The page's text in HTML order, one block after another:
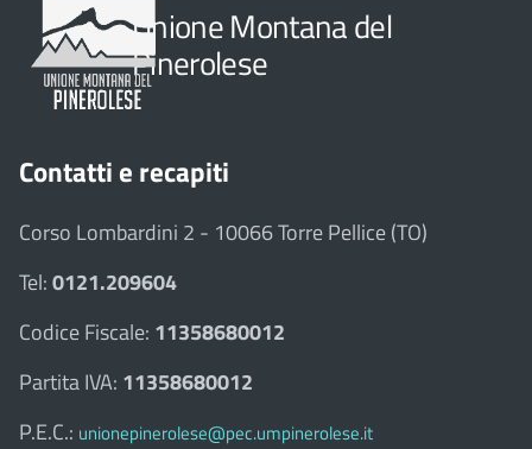
Unione Montana del
Pinerolese
Contatti e recapiti
Corso Lombardini 2 - 10066 Torre Pellice (TO)
Tel:0121.209604
Codice Fiscale: 11358680012
Partita IVA: 11358680012
P.E.C.: unionepinerolese@pec.umpinerolese.it